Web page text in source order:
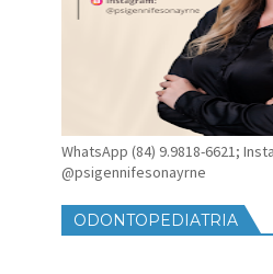
WhatsApp (84) 9.9818-6621;
@psigennifesonayrne
ODONTOPEDIATRIA